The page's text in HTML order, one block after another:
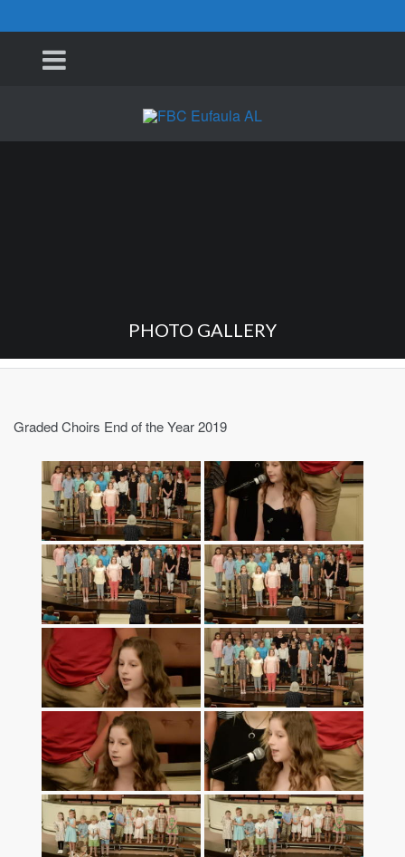
PHOTO GALLERY
Graded Choirs End of the Year 2019